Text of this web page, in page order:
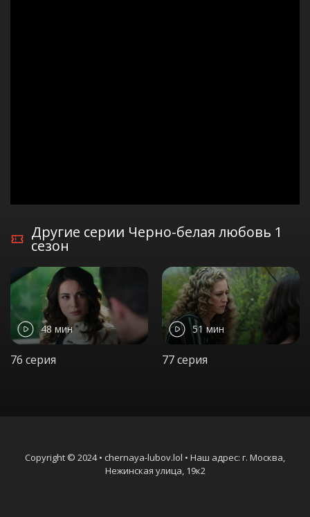
Другие серии Черно-белая любовь 1
сезон
48 мин
76 серия
51 мин
77 серия
Copyright © 2024 • chernaya-lubov.lol • Наш адрес: г. Москва,
Нежинская улица, 19к2